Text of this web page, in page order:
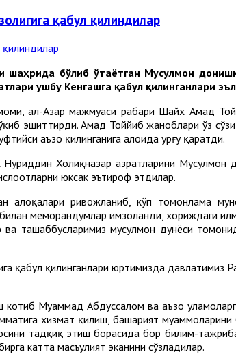
қабул қилиндилар
бўлиб ўтаётган Мусулмон
ушбу Кенгашга қабул қилинганлари
ал-Азҳар мажмуаси раҳбари Шайх Аҳмад
эшиттирди. Аҳмад Тоййиб жаноблари ўз
аъзо қилинганига алоҳида урғу қаратди.
Холиқназар ҳазратларини Мусулмон
юксак эътироф этдилар.
алоқалари ривожланиб, кўп томонлама
меморандумлар имзоланди, хориждаги
ташаббусларимиз мусулмон дунёси
қилинганлари юртимизда давлатимиз
Муҳаммад Абдуссалом ва аъзо
хизмат қилиш, башарият муаммоларини
тадқиқ этиш борасида бор билим-
катта масъулият эканини сўзладилар.